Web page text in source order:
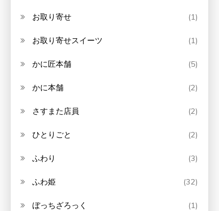
お取り寄せ (1)
お取り寄せスイーツ (1)
かに匠本舗 (5)
かに本舗 (2)
さすまた店員 (2)
ひとりごと (2)
ふわり (3)
ふわ姫 (32)
ぼっちざろっく (1)